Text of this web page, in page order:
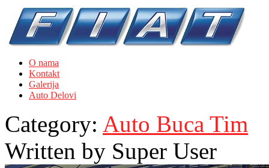
O nama
Kontakt
Galerija
Auto Delovi
Category: Auto Buca Tim
Written by Super User